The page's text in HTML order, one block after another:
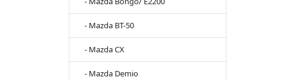
- Mazda BT-50
- Mazda CX
- Mazda Demio